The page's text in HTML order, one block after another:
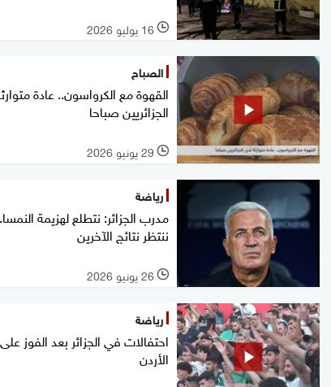
l 16 يوليو 2026
الصباح
القهوة مع الكرواسون.. عادة
الجزائريين صباحا
l 29 يونيو 2026
رياضة
مدرب الجزائر: نتطلع لهزيمة
ننتظر نتائج الآخرين
l 26 يونيو 2026
رياضة
احتفالات في الجزائر بعد الفوز على
الأردن